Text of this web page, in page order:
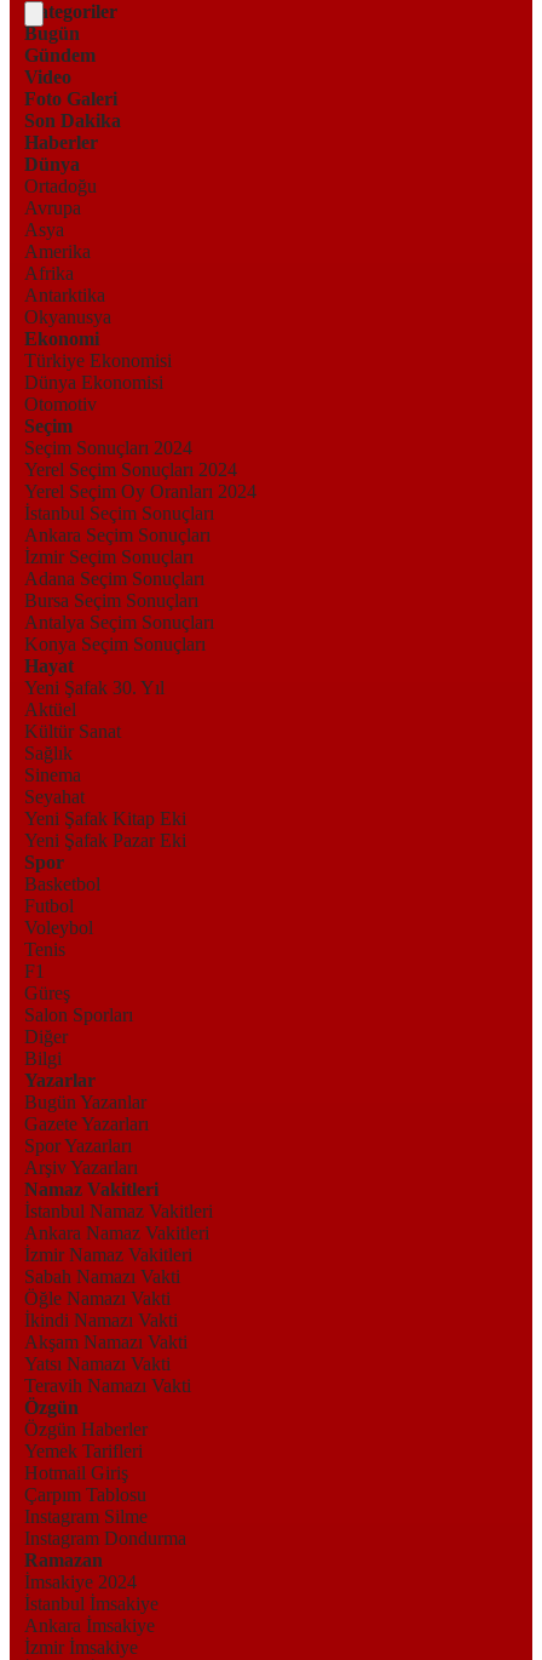
Kategoriler
Bugün
Gündem
Video
Foto Galeri
Son Dakika
Haberler
Dünya
Ortadoğu
Avrupa
Asya
Amerika
Afrika
Antarktika
Okyanusya
Ekonomi
Türkiye Ekonomisi
Dünya Ekonomisi
Otomotiv
Seçim
Seçim Sonuçları 2024
Yerel Seçim Sonuçları 2024
Yerel Seçim Oy Oranları 2024
İstanbul Seçim Sonuçları
Ankara Seçim Sonuçları
İzmir Seçim Sonuçları
Adana Seçim Sonuçları
Bursa Seçim Sonuçları
Antalya Seçim Sonuçları
Konya Seçim Sonuçları
Hayat
Yeni Şafak 30. Yıl
Aktüel
Kültür Sanat
Sağlık
Sinema
Seyahat
Yeni Şafak Kitap Eki
Yeni Şafak Pazar Eki
Spor
Basketbol
Futbol
Voleybol
Tenis
F1
Güreş
Salon Sporları
Diğer
Bilgi
Yazarlar
Bugün Yazanlar
Gazete Yazarları
Spor Yazarları
Arşiv Yazarları
Namaz Vakitleri
İstanbul Namaz Vakitleri
Ankara Namaz Vakitleri
İzmir Namaz Vakitleri
Sabah Namazı Vakti
Öğle Namazı Vakti
İkindi Namazı Vakti
Akşam Namazı Vakti
Yatsı Namazı Vakti
Teravih Namazı Vakti
Özgün
Özgün Haberler
Yemek Tarifleri
Hotmail Giriş
Çarpım Tablosu
Instagram Silme
Instagram Dondurma
Ramazan
İmsakiye 2024
İstanbul İmsakiye
Ankara İmsakiye
İzmir İmsakiye